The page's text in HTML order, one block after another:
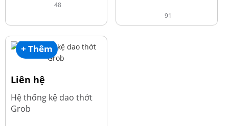
48
91
+ Thêm
Liên hệ
Hệ thống kệ dao thớt
Grob